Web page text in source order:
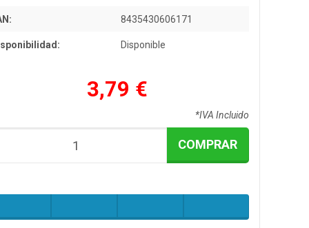
8435430606171
Disponible
3,79 €
*IVA Incluido
COMPRAR